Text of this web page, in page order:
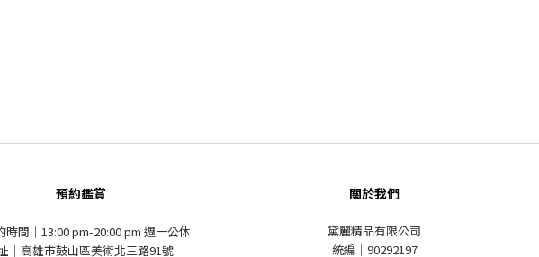
預約鑑賞
時間｜13:00 pm-20:00 pm 週一公休
｜高雄市鼓山區美術北三路91號
關於我們
黛麗精品有限公司
統編｜90292197